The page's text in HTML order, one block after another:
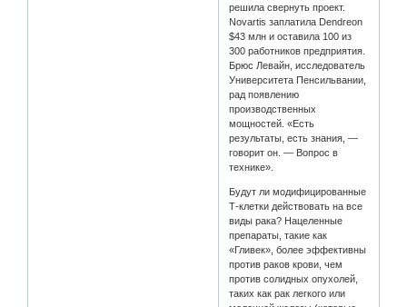
решила свернуть проект.
Novartis заплатила Dendreon
$43 млн и оставила 100 из
300 работников предприятия.
Брюс Левайн, исследователь
Университета Пенсильвании,
рад появлению
производственных
мощностей. «Есть
результаты, есть знания, —
говорит он. — Вопрос в
технике».
Будут ли модифицированные
Т-клетки действовать на все
виды рака? Нацеленные
препараты, такие как
«Гливек», более эффективны
против раков крови, чем
против солидных опухолей,
таких как рак легкого или